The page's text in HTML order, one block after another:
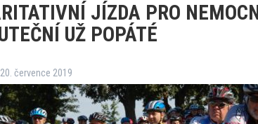
JÍZDA PRO
UŽ POPÁTÉ
července 2019